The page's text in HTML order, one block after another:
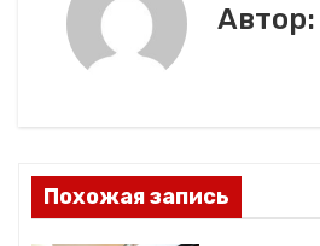
и
я
Автор:
Похожая запись